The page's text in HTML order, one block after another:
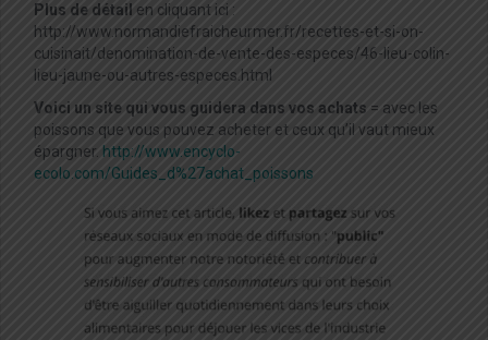
Plus de détail en cliquant ici :
http://www.normandiefraicheurmer.fr/recettes-et-si-on-
cuisinait/denomination-de-vente-des-especes/46-lieu-colin-
lieu-jaune-ou-autres-especes.html
Voici un site qui vous guidera dans vos achats = avec les
poissons que vous pouvez acheter et ceux qu’il vaut mieux
épargner. http://www.encyclo-
ecolo.com/Guides_d%27achat_poissons